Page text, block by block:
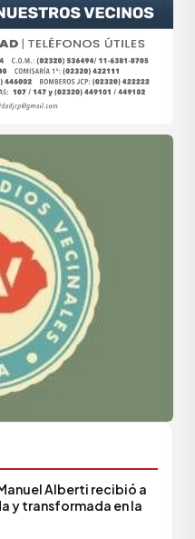
Alberti recibió a
y transformada en la